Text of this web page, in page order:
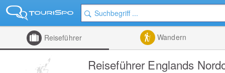
Reiseführer Wandern
Reiseführer Englands